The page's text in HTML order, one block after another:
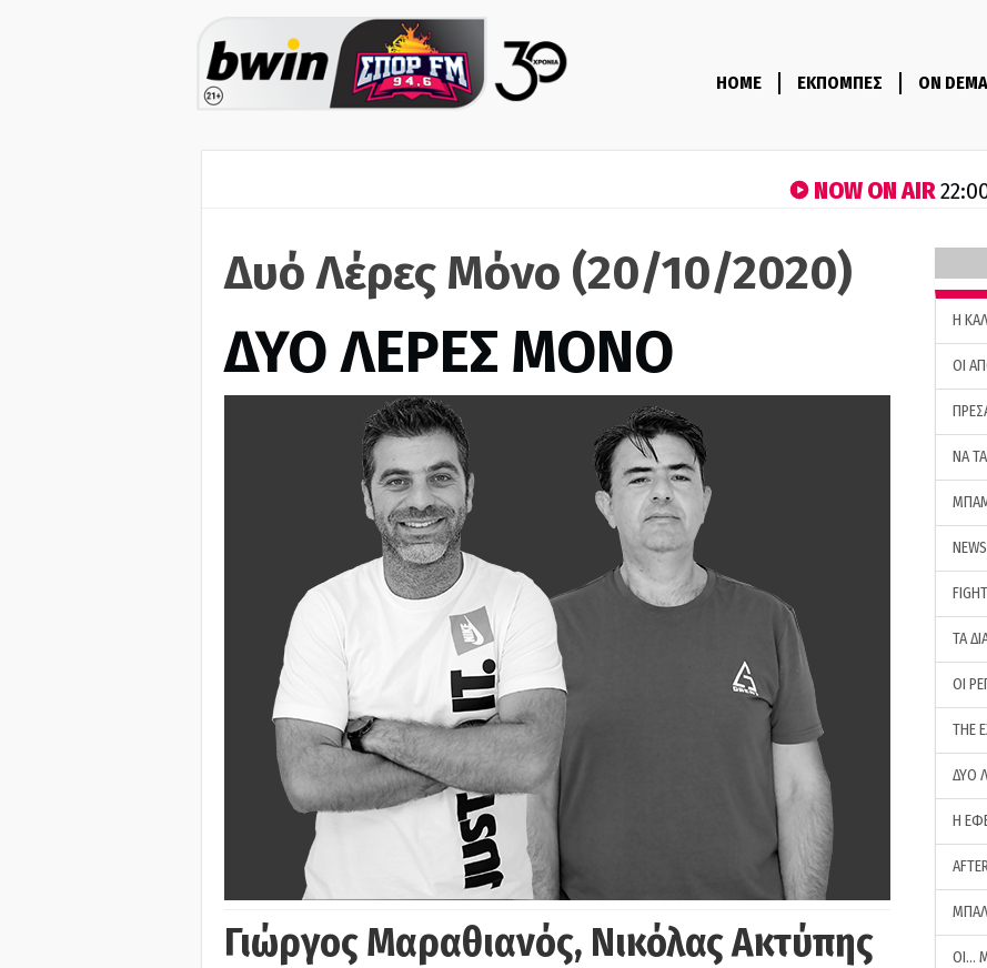
HOME ΕΚΠΟΜΠΕΣ ON
NOW ON AIR
Δυό Λέρες Μόνο (20/10/2020)
ΔΥΟ ΛΕΡΕΣ ΜΟΝΟ
Γιώργος Μαραθιανός, Νικόλας Ακτύπης
H
ΟΙ
ΝΑ
ΤΑ
ΟΙ
THE
ΔΥΟ
Η
ΟΙ…